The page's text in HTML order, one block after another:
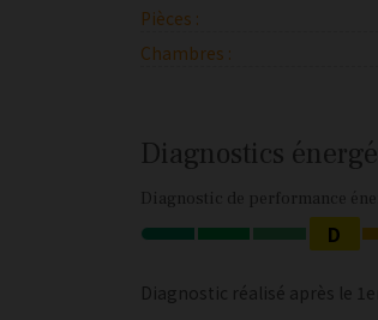
Pièces :
Chambres :
Diagnostics
Diagnostic de performance
D
Diagnostic réalisé après le